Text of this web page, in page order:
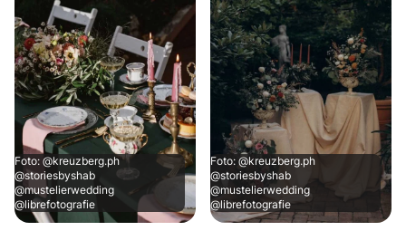
Foto: @kreuzberg.ph
@storiesbyshab
@mustelierwedding
@librefotografie
Foto: @kreuzberg.ph
@storiesbyshab
@mustelierwedding
@librefotografie